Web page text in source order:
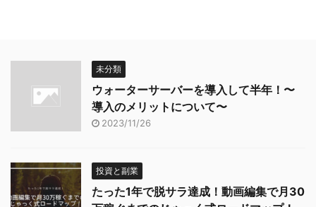
未分類
ウォーターサーバーを導入して半年！〜
導入のメリットについて〜
2023/11/26
投資と副業
たった1年で脱サラ達成！動画編集で月30